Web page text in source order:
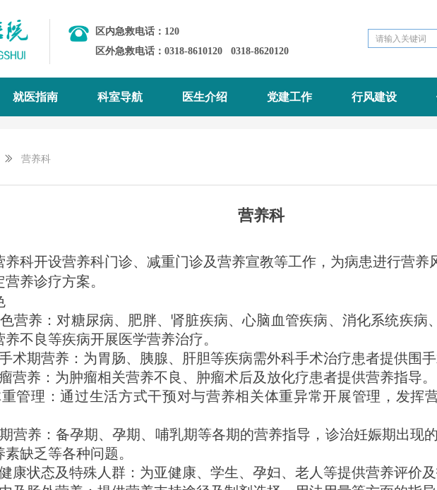
就医指南 科室导航 医生介绍 党建工作 行风建设
区内急救电话：120
区外急救电话：0318-8610120 0318-8620120
ꅀ 营养科
营养科
养科开设营养科门诊、减重门诊及营养宣教等工作，为病患进行营养
养诊疗方案。
营养：对糖尿病、肥胖、肾脏疾病、心脑血管疾病、消化系统疾病
养不良等疾病开展医学营养治疗。
术期营养：为胃肠、胰腺、肝胆等疾病需外科手术治疗患者提供围手
营养：为肿瘤相关营养不良、肿瘤术后及放化疗患者提供营养指导。
管理：通过生活方式干预对与营养相关体重异常开展管理，发挥
营养：备孕期、孕期、哺乳期等各期的营养指导，诊治妊娠期出现
缺乏等各种问题。
康状态及特殊人群：为亚健康、学生、孕妇、老人等提供营养评价及